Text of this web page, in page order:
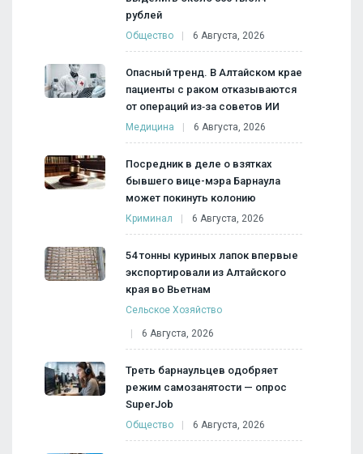
рублей
Общество 6 Августа, 2026
Опасный тренд. В Алтайском крае
пациенты с раком отказываются
от операций из‑за советов ИИ
Медицина 6 Августа, 2026
Посредник в деле о взятках
бывшего вице-мэра Барнаула
может покинуть колонию
Криминал 6 Августа, 2026
54 тонны куриных лапок впервые
экспортировали из Алтайского
края во Вьетнам
Сельское Хозяйство
6 Августа, 2026
Треть барнаульцев одобряет
режим самозанятости — опрос
SuperJob
Общество 6 Августа, 2026